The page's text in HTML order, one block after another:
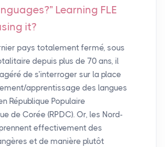
Learning FLE
it?
pays totalement fermé, sous
depuis plus de 70 ans, il
de s’interroger sur la place
apprentissage des langues
République Populaire
de Corée (RPDC). Or, les Nord-
effectivement des
et de manière plutôt